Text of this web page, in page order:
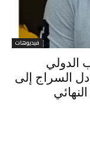
فيديوهات
الدولي
السراج إلى